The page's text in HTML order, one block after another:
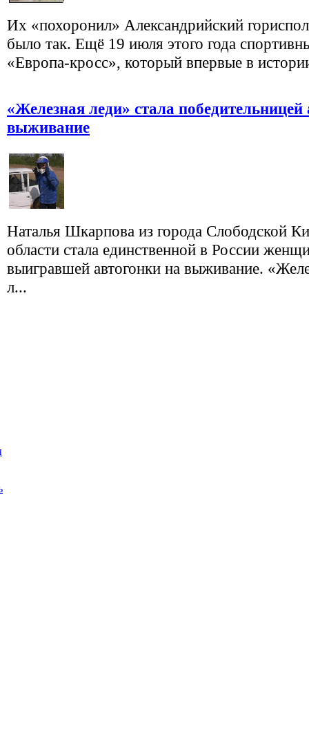
Их «похоронил» Александрийский
было так. Ещё 19 июля этого года
«Европа-кросс», который впервые в
«Железная леди» стала победительницей
выживание
Наталья Шкарпова из города Слободской
области стала единственной в России
выигравшей автогонки на выживание.
л...